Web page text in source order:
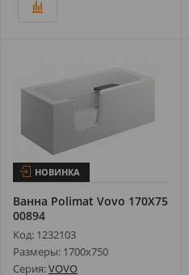
НОВИНКА
Ванна Polimat Vovo 170X75
00894
Код: 1232103
Размеры: 1700х750
Серия:VOVO